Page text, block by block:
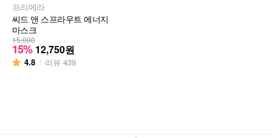
프리메라
씨드 앤 스프라우트 에너지
마스크
15,000
15% 12,750원
4.8 리뷰 439